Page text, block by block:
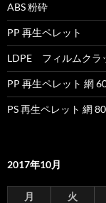
ABS 粉砕
PP 再生ペレット
LDPE フィルムクラ
PP 再生ペレット 網
PS 再生ペレット 網 80
2017年10月
月 火